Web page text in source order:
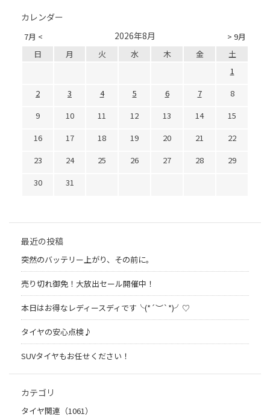
カレンダー
7月 < > 9月
2026年8月
日 月 火 水 木 金
土
1
2
3 4 5 6 7
8
9
10 11 12 13 14
15
16
17 18 19 20 21
22
23
24 25 26 27 28
29
30
31
最近の投稿
突然のバッテリー上がり、その前に。
売り切れ御免！大放出セール開催中！
本日はお得なレディースディです╰(*´︶`*)╯♡
タイヤの安心点検♪
SUVタイヤもお任せください！
カテゴリ
タイヤ関連（1061）